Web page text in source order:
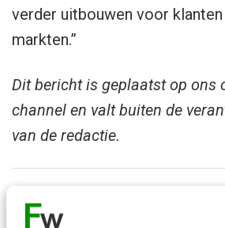
verder uitbouwen voor
markten.”
Dit bericht is geplaatst op ons
channel en valt buiten de
van de redactie.
Ook interessant voor jou